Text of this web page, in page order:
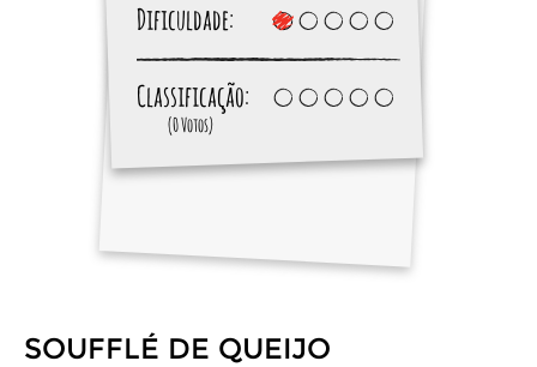
Dificuldade:
Classificação:
(0 Votos)
SOUFFLÉ DE QUEIJO